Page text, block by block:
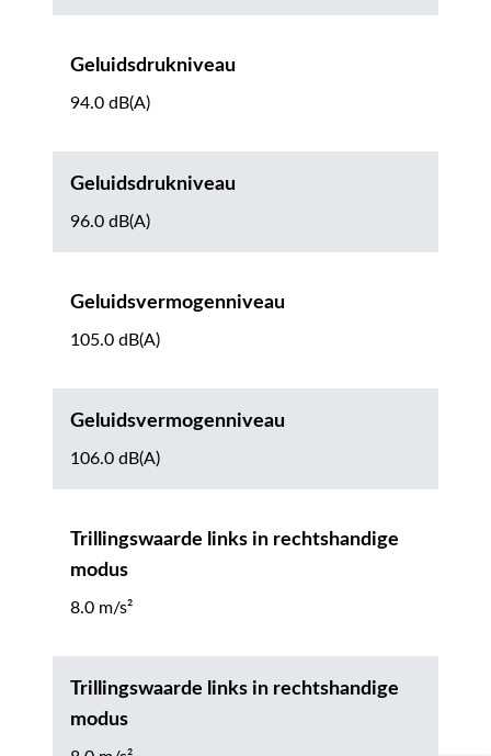
Geluidsdrukniveau
94.0 dB(A)
Geluidsdrukniveau
96.0 dB(A)
Geluidsvermogenniveau
105.0 dB(A)
Geluidsvermogenniveau
106.0 dB(A)
Trillingswaarde links in rechtshandige
modus
8.0 m/s²
Trillingswaarde links in rechtshandige
modus